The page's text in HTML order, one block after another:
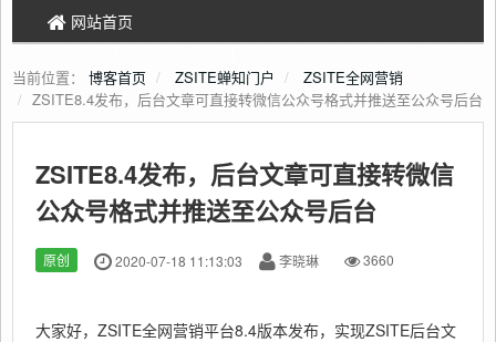
网站首页
当前位置： 博客首页 ZSITE蝉知门户
ZSITE全网营销
ZSITE8.4发布，后台文章可直接转微信公众号格式并推送至公众号后台
ZSITE8.4发布，后台文章可直接转微信
公众号格式并推送至公众号后台
原创 2020-07-18 11:13:03 李晓琳 3660
大家好，ZSITE全网营销平台8.4版本发布，实现ZSITE后台文